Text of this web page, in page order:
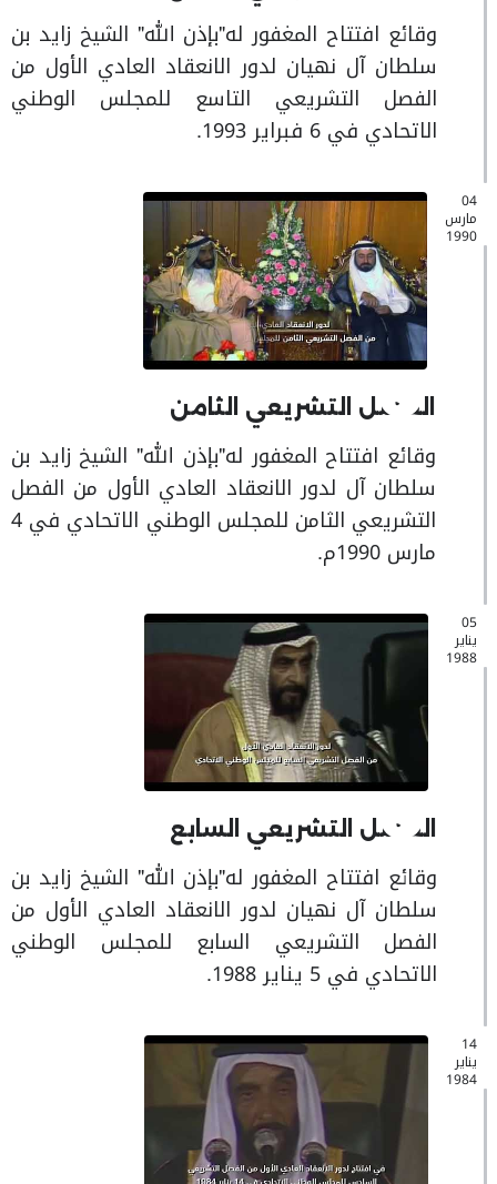
وقائع افتتاح المغفور له"بإذن الله" الشيخ زايد بن
سلطان آل نهيان لدور الانعقاد العادي الأول من
الفصل التشريعي التاسع للمجلس الوطني
الاتحادي في 6 فبراير 1993.
04
مارس
1990
الفصل التشريعي الثامن
وقائع افتتاح المغفور له"بإذن الله" الشيخ زايد بن
سلطان آل لدور الانعقاد العادي الأول من الفصل
التشريعي الثامن للمجلس الوطني الاتحادي في 4
مارس 1990م.
05
يناير
1988
الفصل التشريعي السابع
وقائع افتتاح المغفور له"بإذن الله" الشيخ زايد بن
سلطان آل نهيان لدور الانعقاد العادي الأول من
الفصل التشريعي السابع للمجلس الوطني
الاتحادي في 5 يناير 1988.
14
يناير
1984